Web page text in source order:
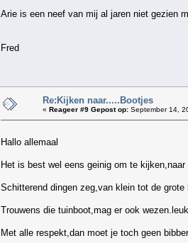
Arie is een neef van mij al jaren niet gezien
Fred
Re:Kijken naar.....Bootjes
« Reageer #9 Gepost op: September 14,
Hallo allemaal
Het is best wel eens geinig om te
Schitterend dingen zeg,van klein tot de
Trouwens die tuinboot,mag er ook
Met alle respekt,dan moet je toch geen